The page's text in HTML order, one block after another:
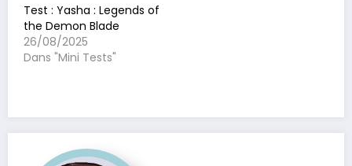
Test : Yasha : Legends of
the Demon Blade
26/08/2025
Dans "Mini Tests"